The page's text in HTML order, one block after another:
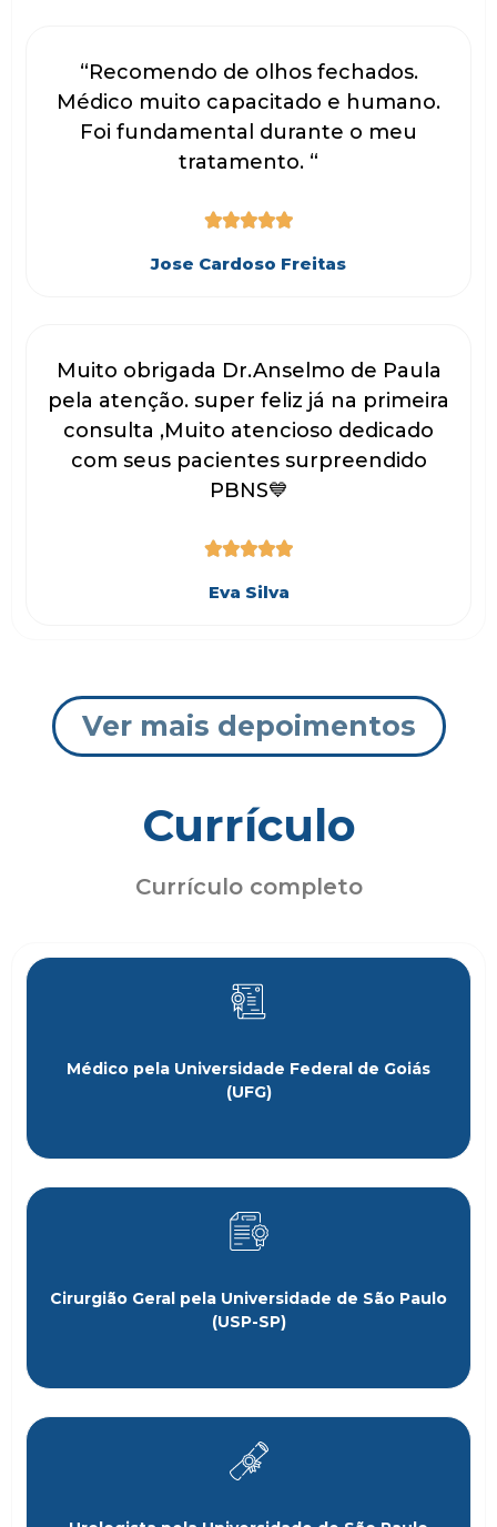
“Recomendo de olhos fechados.
Médico muito capacitado e humano.
Foi fundamental durante o meu
tratamento. “

Jose Cardoso Freitas
Muito obrigada Dr.Anselmo de Paula
pela atenção. super feliz já na primeira
consulta ,Muito atencioso dedicado
com seus pacientes surpreendido
PBNS💙

Eva Silva
Ver mais depoimentos
Currículo
Currículo completo
Médico pela Universidade Federal de Goiás
(UFG)
Cirurgião Geral pela Universidade de São Paulo
(USP-SP)